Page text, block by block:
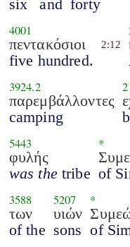
six and forty
4001
πεντακόσιοι
five hundred.
2:12
3924.2
παρεμβάλλοντες
camping
5443
φυλής
was thetribe
*
of
3588
των
of the
5207
υιών
sons
*
of